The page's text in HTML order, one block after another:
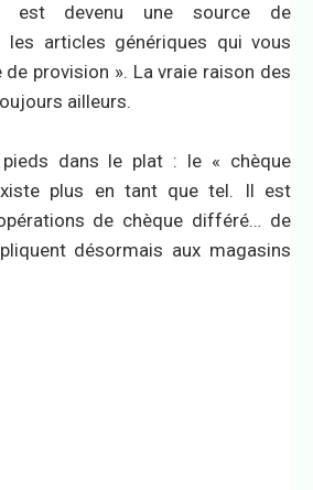
est devenu une source de
les articles génériques qui vous
de provision ». La vraie raison des
ailleurs.
dans le plat : le « chèque
plus en tant que tel. Il est
de chèque différé… de
désormais aux magasins